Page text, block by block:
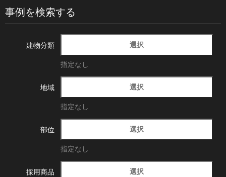
事例を検索する
建物分類 選択
指定なし
地域 選択
指定なし
部位 選択
指定なし
採用商品 選択